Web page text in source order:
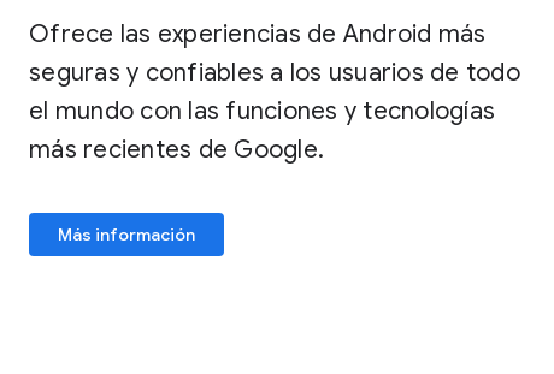
Ofrece las experiencias de Android más
seguras y confiables a los usuarios de todo
el mundo con las funciones y tecnologías
más recientes de Google.
Más información